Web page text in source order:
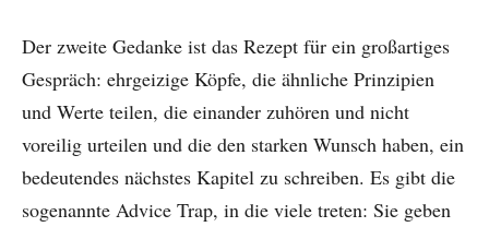
Der zweite Gedanke ist das Rezept für ein großartiges
Gespräch: ehrgeizige Köpfe, die ähnliche Prinzipien
und Werte teilen, die einander zuhören und nicht
voreilig urteilen und die den starken Wunsch haben, ein
bedeutendes nächstes Kapitel zu schreiben. Es gibt die
sogenannte Advice Trap, in die viele treten: Sie geben